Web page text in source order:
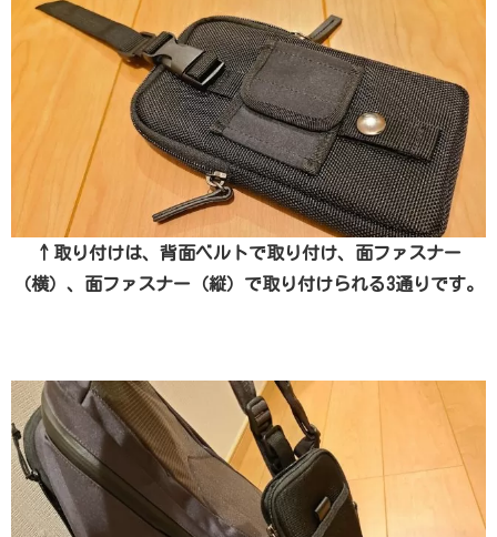
↑取り付けは、背面ベルトで取り付け、面ファスナー
（横）、面ファスナー（縦）で取り付けられる3通りです。